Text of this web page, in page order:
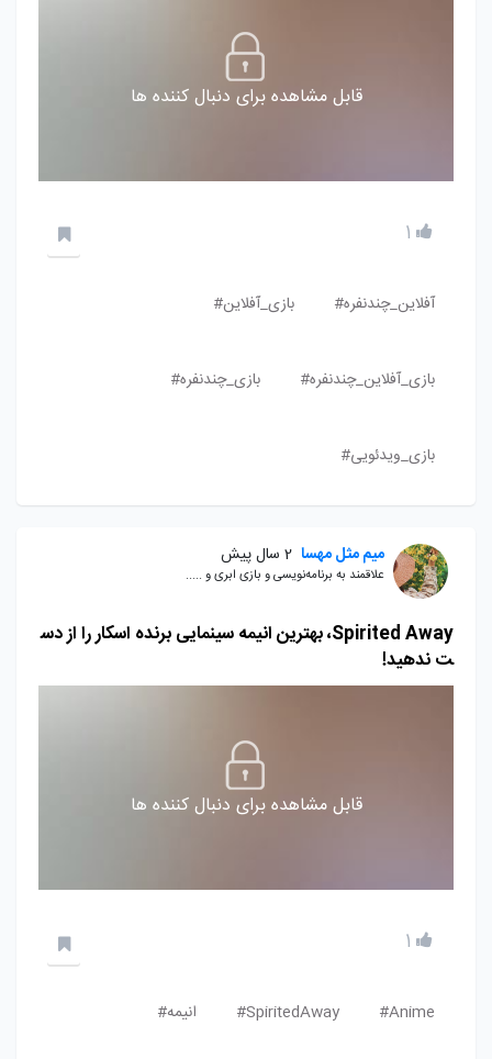
قابل مشاهده برای دنبال کننده ها
1
آفلاین_چندنفره# بازی_آفلاین#
بازی_آفلاین_چندنفره# بازی_چندنفره#
بازی_ویدئویی#
میم مثل مهسا 2 سال پیش
علاقمند به برنامه‌نویسی و بازی ابری و .....
Spirited Away، بهترین انیمه سینمایی برنده اسکار را از دس
ت ندهید!
قابل مشاهده برای دنبال کننده ها
1
Anime#
SpiritedAway# انیمه#